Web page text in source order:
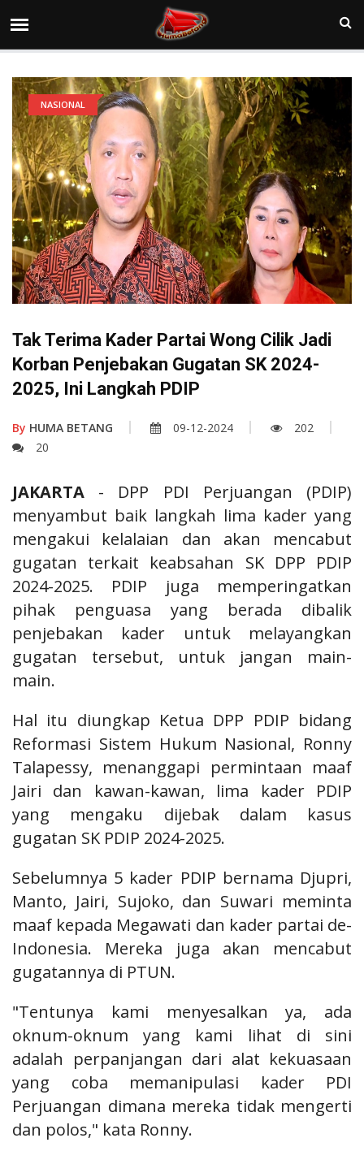
NASIONAL
Tak Terima Kader Partai Wong Cilik Jadi
Korban Penjebakan Gugatan SK 2024-
2025, Ini Langkah PDIP
By HUMA BETANG 09-12-2024
202
20
JAKARTA - DPP PDI Perjuangan (PDIP)
menyambut baik langkah lima kader yang
mengakui kelalaian dan akan mencabut
gugatan terkait keabsahan SK DPP PDIP
2024-2025. PDIP juga memperingatkan
pihak penguasa yang berada dibalik
penjebakan kader untuk melayangkan
gugatan tersebut, untuk jangan main-
main.
Hal itu diungkap Ketua DPP PDIP bidang
Reformasi Sistem Hukum Nasional, Ronny
Talapessy, menanggapi permintaan maaf
Jairi dan kawan-kawan, lima kader PDIP
yang mengaku dijebak dalam kasus
gugatan SK PDIP 2024-2025.
Sebelumnya 5 kader PDIP bernama Djupri,
Manto, Jairi, Sujoko, dan Suwari meminta
maaf kepada Megawati dan kader partai de-
Indonesia. Mereka juga akan mencabut
gugatannya di PTUN.
"Tentunya kami menyesalkan ya, ada
oknum-oknum yang kami lihat di sini
adalah perpanjangan dari alat kekuasaan
yang coba memanipulasi kader PDI
Perjuangan dimana mereka tidak mengerti
dan polos," kata Ronny.